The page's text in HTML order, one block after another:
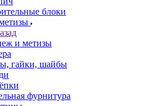
блоки
и метизы
гайки, шайбы
фурнитура